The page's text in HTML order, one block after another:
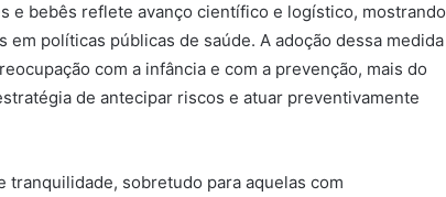
e bebês reflete avanço científico e logístico, mostrando
políticas públicas de saúde. A adoção dessa medida
com a infância e com a prevenção, mais do
de antecipar riscos e atuar preventivamente
tranquilidade, sobretudo para aquelas com